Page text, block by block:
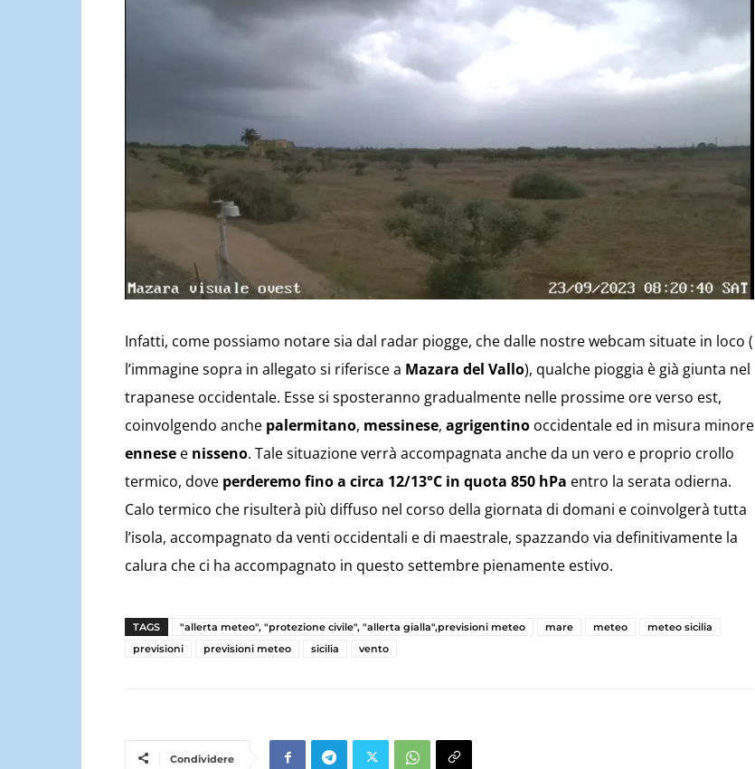
Infatti, come possiamo notare sia dal radar piogge, che dalle nostre webcam situate in loco (
l’immagine sopra in allegato si riferisce a Mazara del Vallo), qualche pioggia è già giunta nel
trapanese occidentale. Esse si sposteranno gradualmente nelle prossime ore verso est,
coinvolgendo anche palermitano, messinese, agrigentino occidentale ed in misura minore
ennese e nisseno. Tale situazione verrà accompagnata anche da un vero e proprio crollo
termico, dove perderemo fino a circa 12/13°C in quota 850 hPa entro la serata odierna.
Calo termico che risulterà più diffuso nel corso della giornata di domani e coinvolgerà tutta
l’isola, accompagnato da venti occidentali e di maestrale, spazzando via definitivamente la
calura che ci ha accompagnato in questo settembre pienamente estivo.
TAGS "allerta meteo", "protezione civile", "allerta gialla",previsioni meteo mare meteo
meteo sicilia
previsioni
previsioni meteo sicilia vento
Condividere